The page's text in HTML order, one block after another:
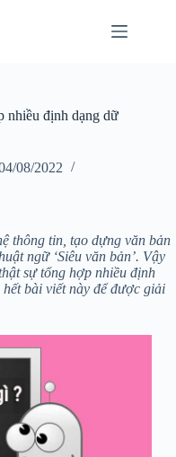
nhiều định dạng dữ
08/2022
thông tin, tạo dựng văn bản
ngữ ‘Siêu văn bản’. Vậy
sự tổng hợp nhiều định
bài viết này để được giải